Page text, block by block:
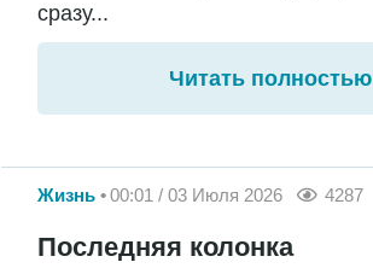
сразу...
Читать полностью
Жизнь 00:01 / 03 Июля 2026 4287
Последняя колонка